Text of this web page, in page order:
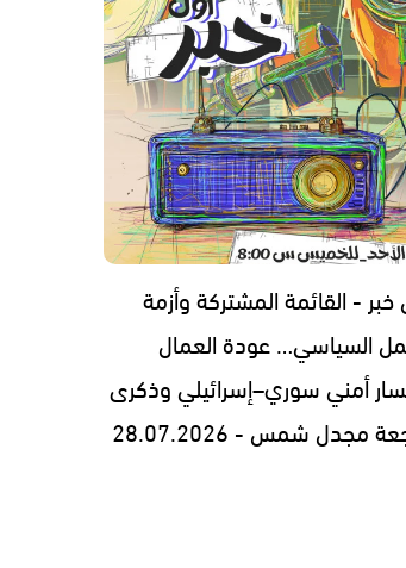
خبر - القائمة المشتركة وأزمة
السياسي… عودة العمال
أمني سوري–إسرائيلي وذكرى
مجدل شمس - 28.07.2026